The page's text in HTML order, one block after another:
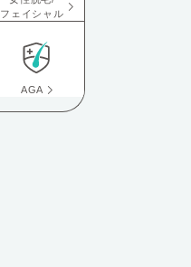
フェイシャル
AGA